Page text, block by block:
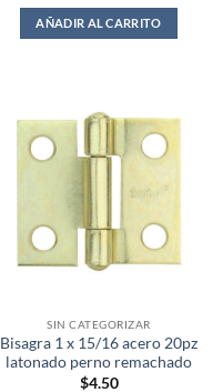
AÑADIR AL CARRITO
SIN CATEGORIZAR
Bisagra 1 x 15/16 acero 20pz
latonado perno remachado
$4.50